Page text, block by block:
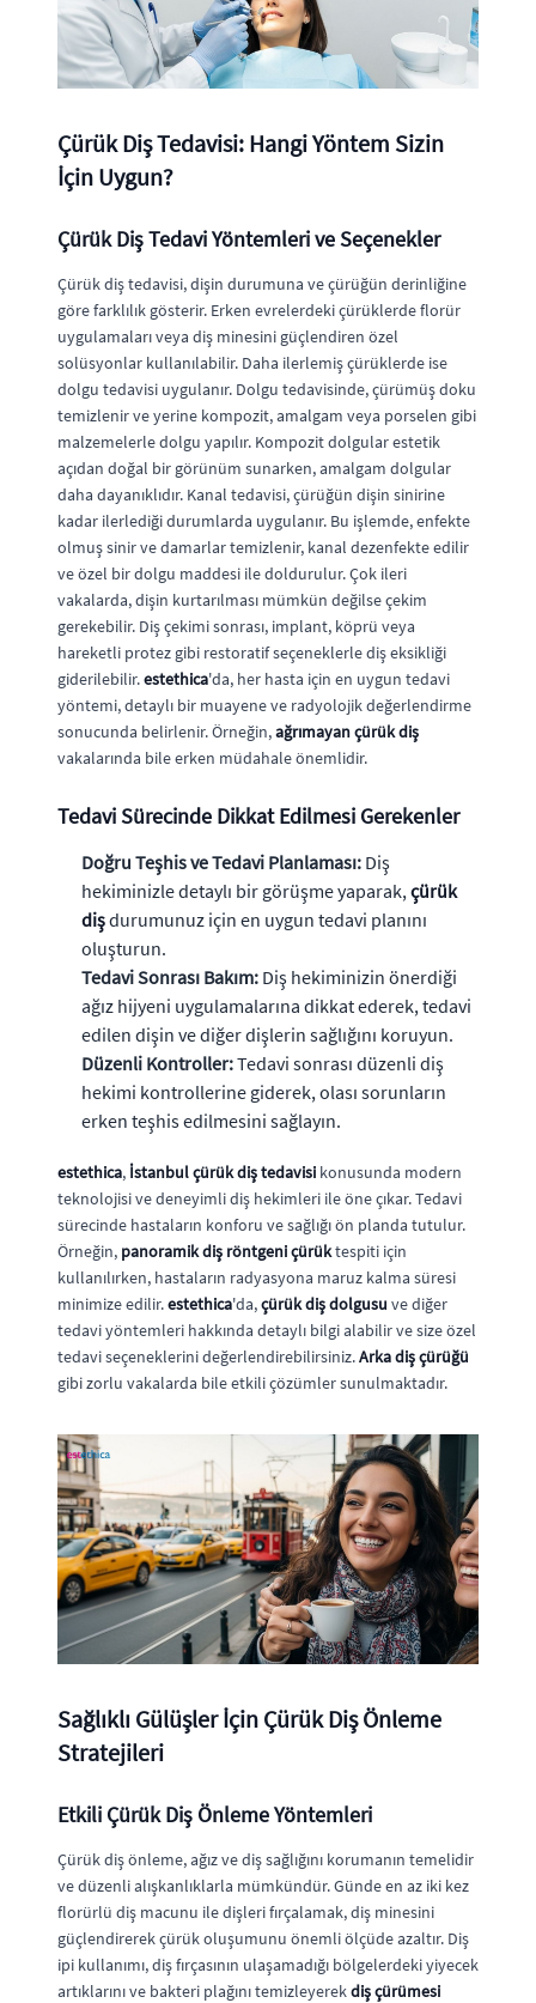
Çürük Diş Tedavisi: Hangi Yöntem Sizin
İçin Uygun?
Çürük Diş Tedavi Yöntemleri ve Seçenekler
Çürük diş tedavisi, dişin durumuna ve çürüğün derinliğine
göre farklılık gösterir. Erken evrelerdeki çürüklerde florür
uygulamaları veya diş minesini güçlendiren özel
solüsyonlar kullanılabilir. Daha ilerlemiş çürüklerde ise
dolgu tedavisi uygulanır. Dolgu tedavisinde, çürümüş doku
temizlenir ve yerine kompozit, amalgam veya porselen gibi
malzemelerle dolgu yapılır. Kompozit dolgular estetik
açıdan doğal bir görünüm sunarken, amalgam dolgular
daha dayanıklıdır. Kanal tedavisi, çürüğün dişin sinirine
kadar ilerlediği durumlarda uygulanır. Bu işlemde, enfekte
olmuş sinir ve damarlar temizlenir, kanal dezenfekte edilir
ve özel bir dolgu maddesi ile doldurulur. Çok ileri
vakalarda, dişin kurtarılması mümkün değilse çekim
gerekebilir. Diş çekimi sonrası, implant, köprü veya
hareketli protez gibi restoratif seçeneklerle diş eksikliği
giderilebilir.estethica'da, her hasta için en uygun tedavi
yöntemi, detaylı bir muayene ve radyolojik değerlendirme
sonucunda belirlenir. Örneğin,ağrımayan çürük diş
vakalarında bile erken müdahale önemlidir.
Tedavi Sürecinde Dikkat Edilmesi Gerekenler
Doğru Teşhis ve Tedavi Planlaması: Diş
hekiminizle detaylı bir görüşme yaparak, çürük
dişdurumunuz için en uygun tedavi planını
oluşturun.
Tedavi Sonrası Bakım: Diş hekiminizin önerdiği
ağız hijyeni uygulamalarına dikkat ederek, tedavi
edilen dişin ve diğer dişlerin sağlığını koruyun.
Düzenli Kontroller:Tedavi sonrası düzenli diş
hekimi kontrollerine giderek, olası sorunların
erken teşhis edilmesini sağlayın.
estethica, İstanbul çürük diş tedavisi konusunda modern
teknolojisi ve deneyimli diş hekimleri ile öne çıkar. Tedavi
sürecinde hastaların konforu ve sağlığı ön planda tutulur.
Örneğin, panoramik diş röntgeni çürüktespiti için
kullanılırken, hastaların radyasyona maruz kalma süresi
minimize edilir.estethica'da,çürük diş dolgusu ve diğer
tedavi yöntemleri hakkında detaylı bilgi alabilir ve size özel
tedavi seçeneklerini değerlendirebilirsiniz.Arka diş çürüğü
gibi zorlu vakalarda bile etkili çözümler sunulmaktadır.
Sağlıklı Gülüşler İçin Çürük Diş Önleme
Stratejileri
Etkili Çürük Diş Önleme Yöntemleri
Çürük diş önleme, ağız ve diş sağlığını korumanın temelidir
ve düzenli alışkanlıklarla mümkündür. Günde en az iki kez
florürlü diş macunu ile dişleri fırçalamak, diş minesini
güçlendirerek çürük oluşumunu önemli ölçüde azaltır. Diş
ipi kullanımı, diş fırçasının ulaşamadığı bölgelerdeki yiyecek
artıklarını ve bakteri plağını temizleyerekdiş çürümesi